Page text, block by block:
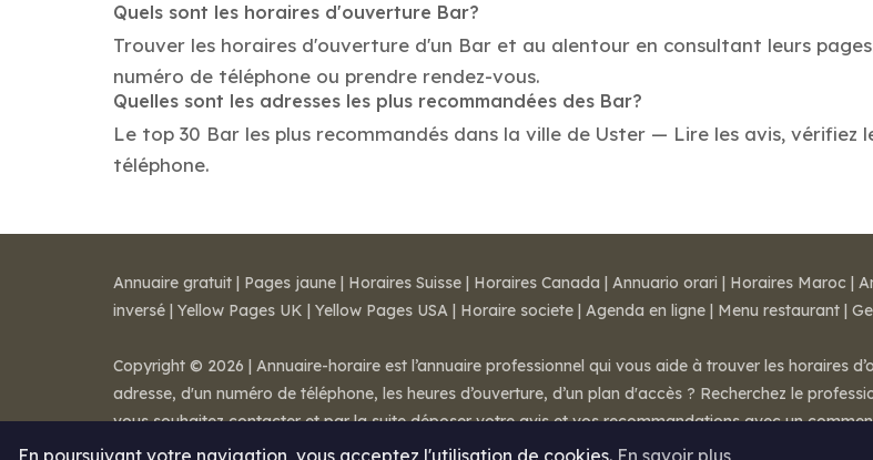
Quels sont les horaires d'ouverture Bar?
Trouver les horaires d'ouverture d'un Bar et au alentour en consultant leurs
numéro de téléphone ou prendre rendez-vous.
Quelles sont les adresses les plus recommandées des Bar?
Le top 30 Bar les plus recommandés dans la ville de Uster — Lire les avis, vérifiez
téléphone.
En poursuivant votre navigation, vous acceptez l'utilisation de cookies. En savoir plus
Annuaire gratuit | Pages jaune | Horaires Suisse | Horaires Canada | Annuario orari | Horaires Maroc |
inversé | Yellow Pages UK | Yellow Pages USA | Horaire societe | Agenda en ligne | Menu restaurant |
Copyright © 2026 | Annuaire-horaire est l’annuaire professionnel qui vous aide à trouver les horaires
adresse, d'un numéro de téléphone, les heures d’ouverture, d’un plan d'accès ? Recherchez le
vous souhaitez contacter et par la suite déposer votre avis et vos recommandations avec un
Mentions légales-Conditions de ventes- Contact